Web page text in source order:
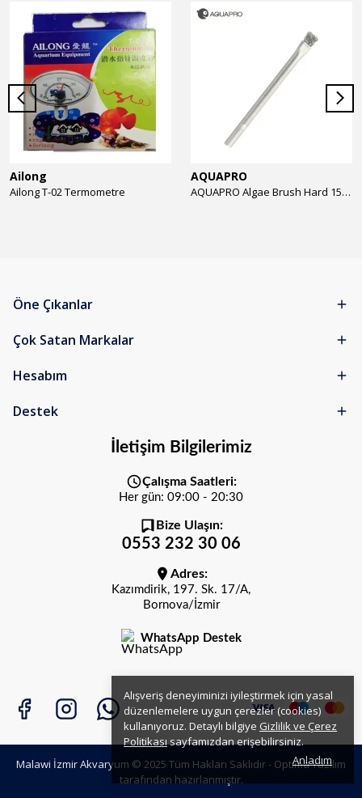
Alışveriş deneyiminizi iyileştirmek için yasal
düzenlemelere uygun çerezler (cookies)
kullanıyoruz. Detaylı bilgiye Gizlilik ve Çerez
Politikasısayfamızdan erişebilirsiniz.
Anladım
Ailong
Ailong T-02 Termometre
AQUAPRO
AQUAPRO Algae Brush Hard 15cm Yosun Temizlik Fırçası
Öne Çıkanlar
Çok Satan Markalar
Hesabım
Destek
İletişim Bilgilerimiz
Çalışma Saatleri:
Her gün: 09:00 - 20:30
Bize Ulaşın:
0553 232 30 06
Adres:
Kazımdirik, 197. Sk. 17/A,
Bornova/İzmir
WhatsApp Destek
Malawi İzmir Akvaryum © 2025 Tüm Hakları Saklıdır - Optima Yazılım
tarafından hazırlanmıştır.